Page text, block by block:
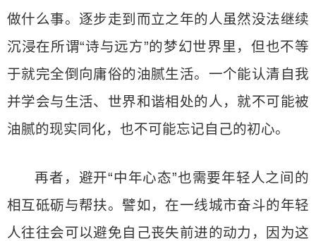
做什么事。逐步走到而立之年的人虽然没法继续
沉浸在所谓“诗与远方”的梦幻世界里，但也不等
于就完全倒向庸俗的油腻生活。一个能认清自我
并学会与生活、世界和谐相处的人，就不可能被
油腻的现实同化，也不可能忘记自己的初心。
再者，避开“中年心态”也需要年轻人之间的
相互砥砺与帮扶。譬如，在一线城市奋斗的年轻
人往往会可以避免自己丧失前进的动力，因为这